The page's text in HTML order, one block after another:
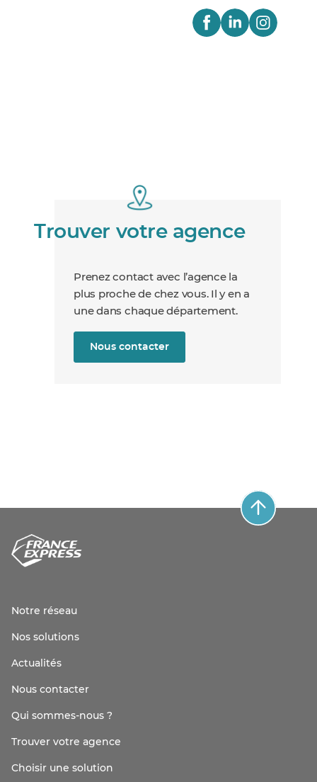
Trouver votre agence
Prenez contact avec l’agence la
plus proche de chez vous. Il y en a
une dans chaque département.
Nous contacter
Notre réseau
Nos solutions
Actualités
Nous contacter
Qui sommes-nous ?
Trouver votre agence
Choisir une solution